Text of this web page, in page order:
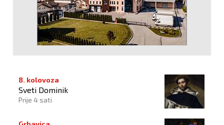
8. kolovoza
Sveti Dominik
Prije 4 sati